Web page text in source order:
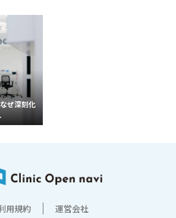
ぜ深刻化
用規約 運営会社